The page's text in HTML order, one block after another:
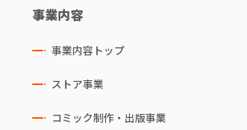
事業内容
事業内容トップ
ストア事業
コミック制作・出版事業